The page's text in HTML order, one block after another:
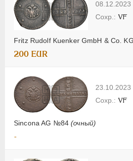
08.12.2023
Fritz Rudolf Kuenker GmbH & Co.
VF
200 EUR
23.10.2023
Sincona AG №84(очный)
VF
-